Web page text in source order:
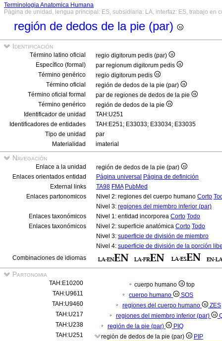
Terminologia Anatomica Humana
Página de unidad, lengua principal: ES, subsidiaria: LA, interfaz: ES, trabajo en
región de dedos de la pie (par)
Identificación
Término latino oficial
regio digitorum pedis (par)
Específico (formal)
par regionum digitorum pedis
Término genérico
regio digitorum pedis
Término oficial
región de dedos de la pie (par)
Término oficial formal
par de regiones de dedos de la pie
Término genérico
región de dedos de la pie
Identificador de unidad
TAH:U251
Identificadores de entidades
TAH:E251; E33033; E33034; E33035
Tipo de unidad
par
Materialidad
imaterial
Navegación
Enlace a la unidad
región de dedos de la pie (par)
Enlaces orientados entidad
Página universal Página de definición
External links
TA98 FMA PubMed
Enlaces partonomicos
Nivel 2: regiones del cuerpo humano Corto
Nivel 3: regiones del miembro inferior (par)
Enlaces taxonómicos
Nivel 1: entidad incorporea Corto Todo
Enlaces taxonómicos
Nivel 2: superficie anatómica Corto Todo
Nivel 3: superficie de división de miembro
Nivel 4: superficie de división de la porción
Combinaciones de idiomas
Partonomia
TAH:E10200 cuerpo humano
top
TAH:U9611
cuerpo humano
SOS
TAH:U9460
regiones del cuerpo humano
ZES
TAH:U217
regiones del miembro inferior (par)
TAH:U238
región de la pie (par)
PIQ
TAH:U251
región de dedos de la pie (par)
PIP